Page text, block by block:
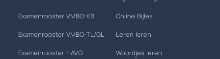
Examenrooster VMBO-KB
Examenrooster VMBO-TL/GL
Examenrooster HAVO
Online Bijles
Leren leren
Woordjes leren